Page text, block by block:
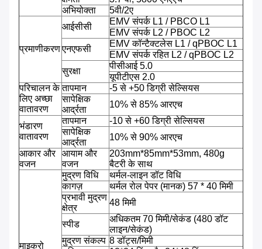
अभियोक्ता
5वी/2ए
प्रमाणीकरण
आईसीसी
EMV संपर्क L1 / PBCO L1
EMV संपर्क L2 / PBOC L2
एनएफसी
EMV कॉन्टैक्टलेस L1 / qPBOC L1
EMV संपर्क रहित L2 / qPBOC L2
सुरक्षा
पीसीआई 5.0
यूपीटीएस 2.0
परिचालन के
लिए अच्छा
वातावरण
तापमान
-5 से +50 डिग्री सेल्सियस
सापेक्षिक
आर्द्रता
10% से 85% आरएच
भंडारण
वातावरण
तापमान
-10 से +60 डिग्री सेल्सियस
सापेक्षिक
आर्द्रता
10% से 90% आरएच
आकार और
वजन
आयाम और
वजन
203mm*85mm*53mm, 480g
बैटरी के साथ
माइक्रो
मुद्रण विधि
थर्मल-लाइन डॉट विधि
कागज़
थर्मल रोल पेपर (मानक) 57 * 40 मिमी
प्रभावी मुद्रण
क्षेत्र
48 मिमी
स्पीड
अधिकतम 70 मिमी/सेकंड (480 डॉट
लाइन/सेकंड)
मुद्रण संकल्प 8 डॉट्स/मिमी